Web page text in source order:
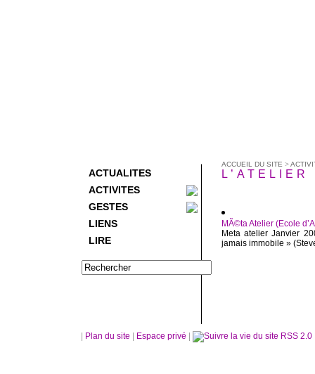
ACTUALITES
ACTIVITES
GESTES
LIENS
LIRE
ACCUEIL DU SITE >
MÃ©ta Atelier (Ecole
Meta atelier Janvier
jamais immobile »
Plan du site Espace privé RSS 2.0